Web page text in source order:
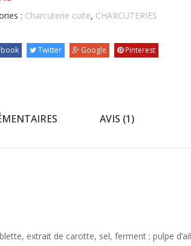
: Charcuterie cuite, CHARCUTERIES
Twitter Google Pinterest
AVIS (1)
extrait de carotte, sel, ferment ; pulpe d’ail